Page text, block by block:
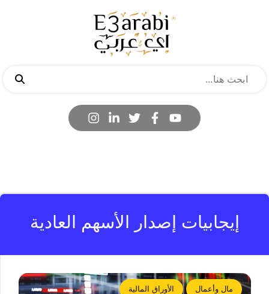
إيجابيات إصدار الأسهم العادية
مال وأعمال الأوراق المالية